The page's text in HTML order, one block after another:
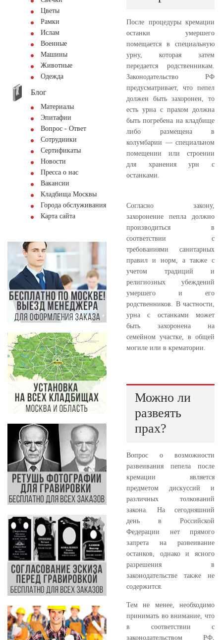
Цветы
Рамки
Ислам
Военные
Машины
Животные
Одежда
Блог
Материалы
Эпитафии
Вопрос - Ответ
Сотрудники
Сертификаты
Новости
Пресса о нас
Вакансии
Кладбища Москвы
Города обслуживания
Карта сайта
После процедуры кремации
останки умершего
помещается в специальную
урну, которая затем
передается родственникам.
Законодательство РФ
предусматривает, что пепел
должен быть захоронен, то
есть урна с прахом должна
быть погребена на кладбище
либо размещена в
колумбарии — специальном
помещении или строении
для хранения урн с
останками.
Согласно закону,
захоронение пепла должно
производиться в
соответствии с
требованиями санитарных
правил и норм, а также с
учетом традиций и
религиозных убеждений
умершего и его
родственников. В частности,
урна с останками может
быть захоронена на
семейном участке, в общей
могиле или в крематории.
Можно ли
развеять
прах?
Вопрос о возможности
развеивания пепела после
кремации является
предметом дискуссий и
различных толкований
закона. На сегодняшний
день в Российской
Федерации нет прямого
запрета на развеивание
останков, однако и ясного
разрешения в
законодательстве также не
содержится.
Тем не менее, необходимо
принимать во внимание, что
в соответствии с
законодательством РФ,